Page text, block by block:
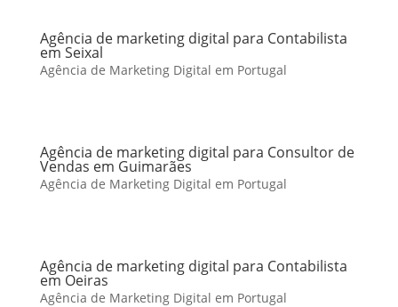
Agência de marketing digital para Contabilista
em Seixal
Agência de Marketing Digital em Portugal
Agência de marketing digital para Consultor de
Vendas em Guimarães
Agência de Marketing Digital em Portugal
Agência de marketing digital para Contabilista
em Oeiras
Agência de Marketing Digital em Portugal